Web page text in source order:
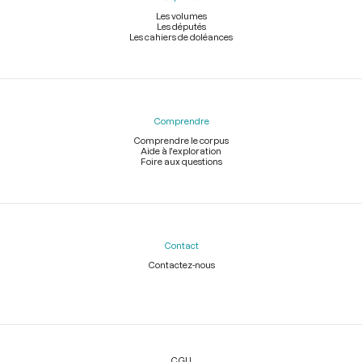
Les volumes
Les députés
Les cahiers de doléances
Comprendre
Comprendre le corpus
Aide à l'exploration
Foire aux questions
Contact
Contactez-nous
Légal